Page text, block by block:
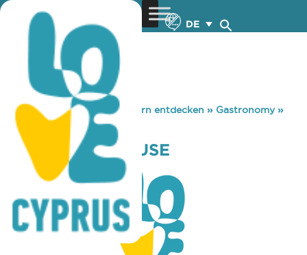
DE
You are here: Home »Zypern entdecken » Gastronomy»
RIVA BEACH HOUSE
RIVA BEACH HOUSE